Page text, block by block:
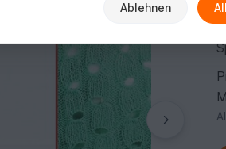
Ablehnen